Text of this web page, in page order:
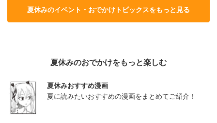
夏休みのイベント・おでかけトピックスをもっと見る
夏休みのおでかけをもっと楽しむ
夏休みおすすめ漫画
夏に読みたいおすすめの漫画をまとめてご紹介！